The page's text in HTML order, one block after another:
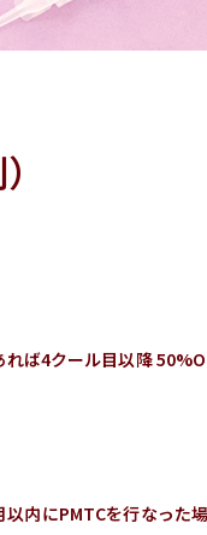
れば4クール目以降
以内にPMTCを行なった